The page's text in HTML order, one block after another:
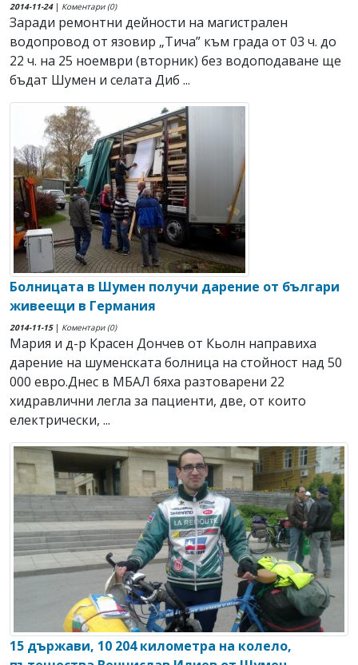
2014-11-24| Коментари (0)
Заради ремонтни дейности на магистрален
водопровод от язовир „Тича” към града от 03 ч. до
22 ч. на 25 ноември (вторник) без водоподаване ще
бъдат Шумен и селата Диб ...
Болницата в Шумен получи дарение от българи
живеещи в Германия
2014-11-15| Коментари (0)
Мария и д-р Красен Дончев от Кьолн направиха
дарение на шуменската болница на стойност над 50
000 евро.Днес в МБАЛ бяха разтоварени 22
хидравлични легла за пациенти, две, от които
електрически, ...
15 държави, 10 204 километра на колело,